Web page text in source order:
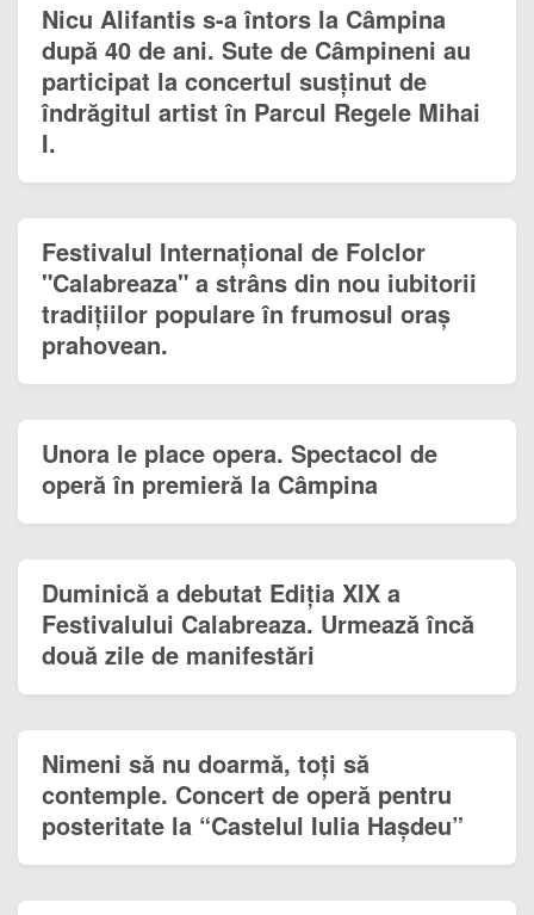
Nicu Alifantis s-a întors la Câmpina
după 40 de ani. Sute de Câmpineni au
participat la concertul susținut de
îndrăgitul artist în Parcul Regele Mihai
I.
Festivalul Internațional de Folclor
"Calabreaza" a strâns din nou iubitorii
tradițiilor populare în frumosul oraș
prahovean.
Unora le place opera. Spectacol de
operă în premieră la Câmpina
Duminică a debutat Ediția XIX a
Festivalului Calabreaza. Urmează încă
două zile de manifestări
Nimeni să nu doarmă, toţi să
contemple. Concert de operă pentru
posteritate la “Castelul Iulia Haşdeu”